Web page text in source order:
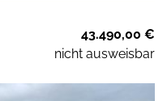
43.490,00 €
nicht ausweisbar